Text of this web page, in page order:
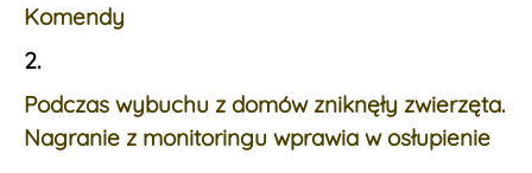
Komendy
2.
Podczas wybuchu z domów zniknęły zwierzęta.
Nagranie z monitoringu wprawia w osłupienie